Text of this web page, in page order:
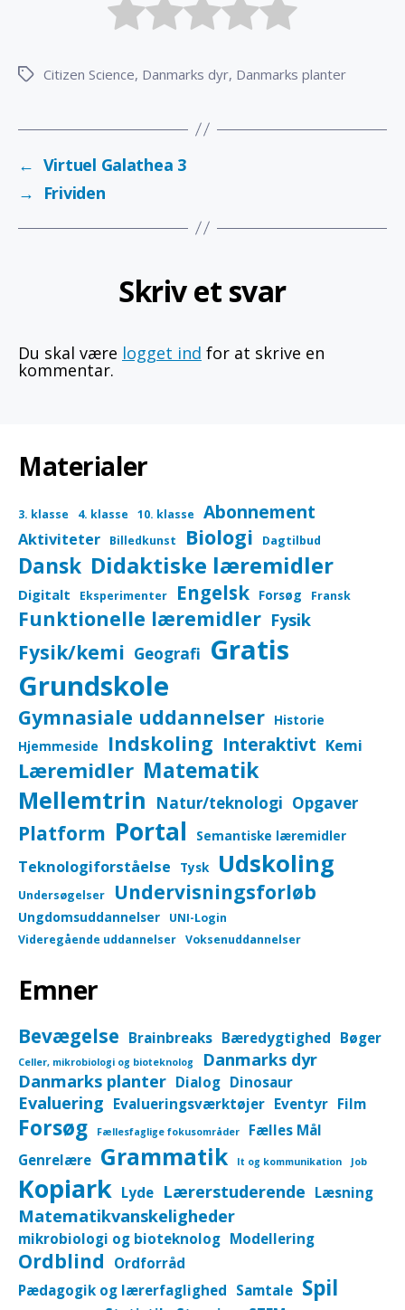
TagsCitizen Science, Danmarks dyr, Danmarks planter
← Virtuel Galathea 3
→
Frividen
Skriv et svar
Du skal være logget ind for at skrive en
kommentar.
Materialer
3. klasse 4. klasse 10. klasse Abonnement
Aktiviteter Billedkunst Biologi Dagtilbud
Dansk Didaktiske læremidler
Digitalt Eksperimenter Engelsk Forsøg Fransk
Funktionelle læremidler Fysik
Fysik/kemi Geografi Gratis
Grundskole
Gymnasiale uddannelser Historie
Hjemmeside
Indskoling Interaktivt Kemi
Læremidler Matematik
Mellemtrin Natur/teknologi Opgaver
Platform Portal Semantiske læremidler
Teknologiforståelse Tysk Udskoling
Undersøgelser Undervisningsforløb
Ungdomsuddannelser
UNI-Login
Videregående uddannelser Voksenuddannelser
Emner
Bevægelse Brainbreaks Bæredygtighed Bøger
Celler, mikrobiologi og bioteknolog
Danmarks dyr
Danmarks planter Dialog Dinosaur
Evaluering Evalueringsværktøjer Eventyr Film
Forsøg Fællesfaglige fokusområder
Fælles Mål
Genrelære Grammatik It og kommunikation Job
Kopiark Lyde Lærerstuderende Læsning
Matematikvanskeligheder
mikrobiologi og bioteknolog Modellering
Ordblind
Ordforråd
Pædagogik og lærerfaglighed Samtale Spil